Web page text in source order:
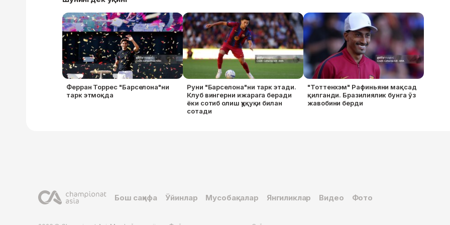
Ферран Торрес "Барселона"ни
тарк этмоқда
Руни "Барселона"ни тарк этади.
Клуб вингерни ижарага беради
ёки сотиб олиш ҳуқуқи билан
сотади
"Тоттенхэм" Рафиньяни мақсад
қилганди. Бразилиялик бунга ўз
жавобини берди
Бош саҳифа Ўйинлар Мусобақалар Янгиликлар Видео Фото